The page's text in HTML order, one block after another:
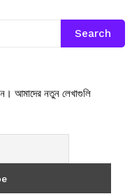
Search
আমাদের নতুন লেখাগুলি